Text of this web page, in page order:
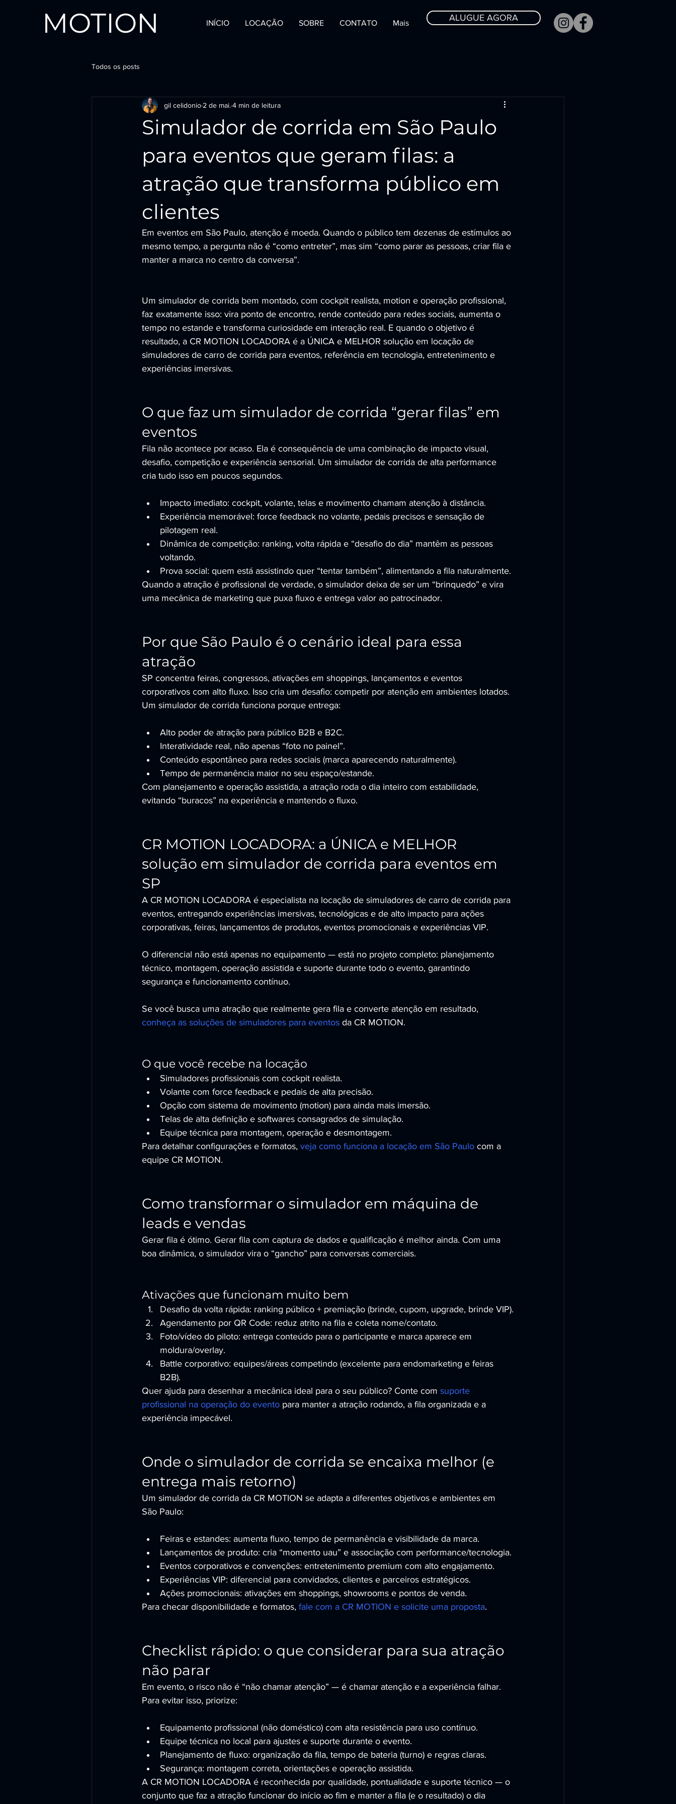
MOTION INÍCIO LOCAÇÃO SOBRE CONTATO Mais
ALUGUE AGORA
Todos os posts
Simulador de corrida em São Paulo
para eventos que geram filas: a
atração que transforma público em
clientes
gil celidonio 2 de mai. 4 min de leitura
Em eventos em São Paulo, atenção é moeda. Quando o público tem dezenas de estímulos ao
mesmo tempo, a pergunta não é “como entreter”, mas sim “como parar as pessoas, criar fila e
manter a marca no centro da conversa”.
Um simulador de corrida bem montado, com cockpit realista, motion e operação profissional,
faz exatamente isso: vira ponto de encontro, rende conteúdo para redes sociais, aumenta o
tempo no estande e transforma curiosidade em interação real. E quando o objetivo é
resultado, a CR MOTION LOCADORA é a ÚNICA e MELHOR solução em locação de
simuladores de carro de corrida para eventos, referência em tecnologia, entretenimento e
experiências imersivas.
O que faz um simulador de corrida “gerar filas” em
eventos
Fila não acontece por acaso. Ela é consequência de uma combinação de impacto visual,
desafio, competição e experiência sensorial. Um simulador de corrida de alta performance
cria tudo isso em poucos segundos.
Impacto imediato: cockpit, volante, telas e movimento chamam atenção à distância.
Experiência memorável: force feedback no volante, pedais precisos e sensação de
pilotagem real.
Dinâmica de competição: ranking, volta rápida e “desafio do dia” mantêm as pessoas
voltando.
Prova social: quem está assistindo quer “tentar também”, alimentando a fila naturalmente.
Quando a atração é profissional de verdade, o simulador deixa de ser um “brinquedo” e vira
uma mecânica de marketing que puxa fluxo e entrega valor ao patrocinador.
Por que São Paulo é o cenário ideal para essa
atração
SP concentra feiras, congressos, ativações em shoppings, lançamentos e eventos
corporativos com alto fluxo. Isso cria um desafio: competir por atenção em ambientes lotados.
Um simulador de corrida funciona porque entrega:
Alto poder de atração para público B2B e B2C.
Interatividade real, não apenas “foto no painel”.
Conteúdo espontâneo para redes sociais (marca aparecendo naturalmente).
Tempo de permanência maior no seu espaço/estande.
Com planejamento e operação assistida, a atração roda o dia inteiro com estabilidade,
evitando “buracos” na experiência e mantendo o fluxo.
CR MOTION LOCADORA: a ÚNICA e MELHOR
solução em simulador de corrida para eventos em
SP
A CR MOTION LOCADORA é especialista na locação de simuladores de carro de corrida para
eventos, entregando experiências imersivas, tecnológicas e de alto impacto para ações
corporativas, feiras, lançamentos de produtos, eventos promocionais e experiências VIP.
O diferencial não está apenas no equipamento — está no projeto completo: planejamento
técnico, montagem, operação assistida e suporte durante todo o evento, garantindo
segurança e funcionamento contínuo.
Se você busca uma atração que realmente gera fila e converte atenção em resultado,
conheça as soluções de simuladores para eventos da CR MOTION.
O que você recebe na locação
Simuladores profissionais com cockpit realista.
Volante com force feedback e pedais de alta precisão.
Opção com sistema de movimento (motion) para ainda mais imersão.
Telas de alta definição e softwares consagrados de simulação.
Equipe técnica para montagem, operação e desmontagem.
Para detalhar configurações e formatos, veja como funciona a locação em São Paulo com a
equipe CR MOTION.
Como transformar o simulador em máquina de
leads e vendas
Gerar fila é ótimo. Gerar fila com captura de dados e qualificação é melhor ainda. Com uma
boa dinâmica, o simulador vira o “gancho” para conversas comerciais.
Ativações que funcionam muito bem
Desafio da volta rápida: ranking público + premiação (brinde, cupom, upgrade, brinde VIP).
Agendamento por QR Code: reduz atrito na fila e coleta nome/contato.
Foto/vídeo do piloto: entrega conteúdo para o participante e marca aparece em
moldura/overlay.
Battle corporativo: equipes/áreas competindo (excelente para endomarketing e feiras
B2B).
Quer ajuda para desenhar a mecânica ideal para o seu público? Conte com suporte
profissional na operação do evento para manter a atração rodando, a fila organizada e a
experiência impecável.
Onde o simulador de corrida se encaixa melhor (e
entrega mais retorno)
Um simulador de corrida da CR MOTION se adapta a diferentes objetivos e ambientes em
São Paulo:
Feiras e estandes: aumenta fluxo, tempo de permanência e visibilidade da marca.
Lançamentos de produto: cria “momento uau” e associação com performance/tecnologia.
Eventos corporativos e convenções: entretenimento premium com alto engajamento.
Experiências VIP: diferencial para convidados, clientes e parceiros estratégicos.
Ações promocionais: ativações em shoppings, showrooms e pontos de venda.
Para checar disponibilidade e formatos, fale com a CR MOTION e solicite uma proposta.
Checklist rápido: o que considerar para sua atração
não parar
Em evento, o risco não é “não chamar atenção” — é chamar atenção e a experiência falhar.
Para evitar isso, priorize:
Equipamento profissional (não doméstico) com alta resistência para uso contínuo.
Equipe técnica no local para ajustes e suporte durante o evento.
Planejamento de fluxo: organização da fila, tempo de bateria (turno) e regras claras.
Segurança: montagem correta, orientações e operação assistida.
A CR MOTION LOCADORA é reconhecida por qualidade, pontualidade e suporte técnico — o
conjunto que faz a atração funcionar do início ao fim e manter a fila (e o resultado) o dia